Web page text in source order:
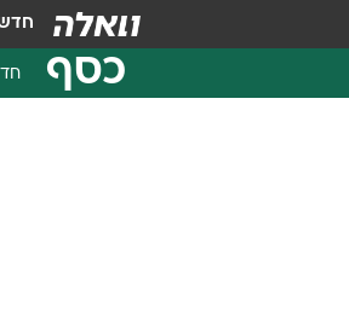
כסף